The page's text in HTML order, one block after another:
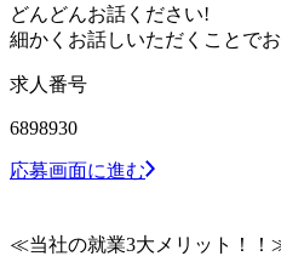
どんどんお話ください!
細かくお話しいただくことで
求人番号
6898930
応募画面に進む
≪当社の就業3大メリット！